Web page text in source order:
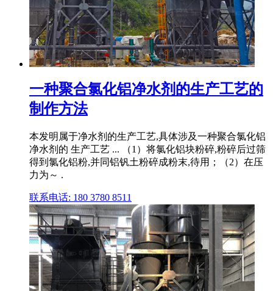
一种聚合氯化铝净水剂的生产工艺的
制作方法
本发明属于净水剂的生产工艺,具体涉及一种聚合氯化铝
净水剂的 生产工艺 ... （1）将氯化铝块粉碎,粉碎后过筛
得到氯化铝粉,并同铝钒土粉碎成粉末,待用；（2）在压
力为～ .
联系电话: 180 3780 8511